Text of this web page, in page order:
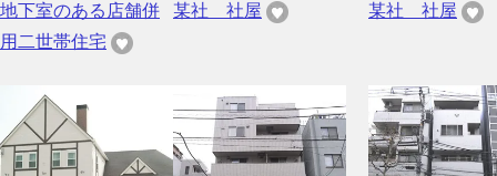
地下室のある店舗併
用二世帯住宅
某社 社屋 某社 社屋